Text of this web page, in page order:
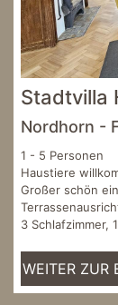
Stadtvilla
Nordhorn -
1 - 5 Personen
Haustiere
Großer schön
3 Schlafzimmer,
WEITER ZUR